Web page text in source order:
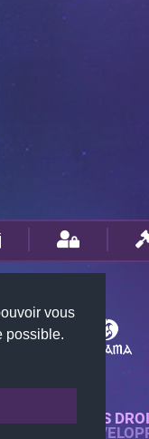
vous
possible.
TOUS